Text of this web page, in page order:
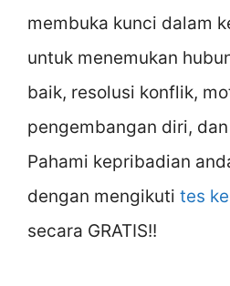
membuka kunci dalam
untuk menemukan
baik, resolusi konflik,
pengembangan diri,
Pahami kepribadian
dengan mengikuti tes
secara GRATIS!!